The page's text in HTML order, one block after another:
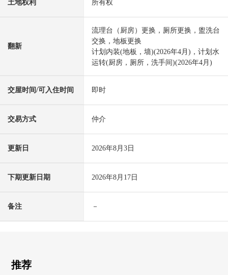
土地权利 所有权
翻新
流理台（厨房）更换，厕所更换，盥洗台
交换，地板更换
计划内装(地板，墙)(2026年4月)，计划水
运转(厨房，厕所，洗手间)(2026年4月)
交屋时间/可入住时间 即时
交易方式 仲介
更新日 2026年8月3日
下期更新日期 2026年8月17日
备注 －
推荐